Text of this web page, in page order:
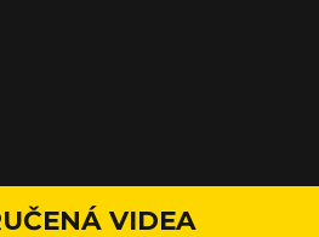
VIDEA